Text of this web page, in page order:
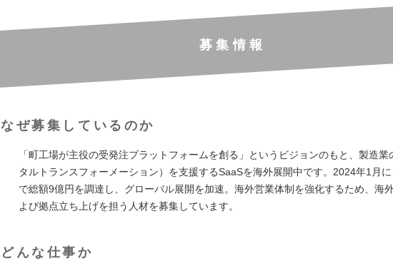
募集情報
なぜ募集しているのか
「町工場が主役の受発注プラットフォームを創る」というビジョンのもと、製造業
タルトランスフォーメーション）を支援するSaaSを海外展開中です。2024年1月
で総額9億円を調達し、グローバル展開を加速。海外営業体制を強化するため、海
よび拠点立ち上げを担う人材を募集しています。
どんな仕事か